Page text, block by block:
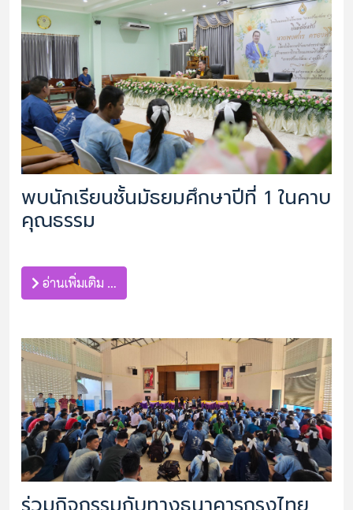
พบนักเรียนชั้นมัธยมศึกษาปีที่ 1 ในคาบ
คุณธรรม
อ่านเพิ่มเติม …